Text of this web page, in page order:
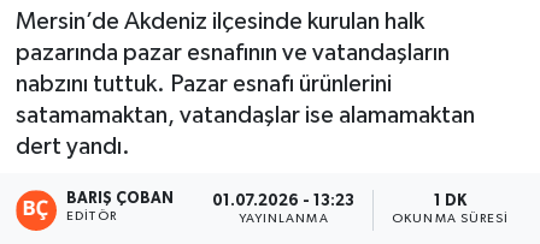
Mersin’de Akdeniz ilçesinde kurulan halk
pazarında pazar esnafının ve vatandaşların
nabzını tuttuk. Pazar esnafı ürünlerini
satamamaktan, vatandaşlar ise alamamaktan
dert yandı.
BARIŞ ÇOBAN
EDITÖR
01.07.2026 - 13:23
YAYINLANMA
1 DK
OKUNMA SÜRESI
Kültür - Sanat
Magazin